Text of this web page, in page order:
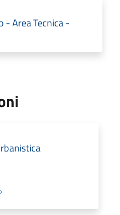
- Area Tecnica -